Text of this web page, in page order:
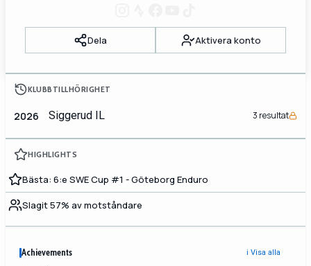
Dela Aktivera konto
KLUBBTILLHÖRIGHET
2026 Siggerud IL 3 resultat
HIGHLIGHTS
Bästa: 6:e SWE Cup #1 - Göteborg Enduro
Slagit 57% av motståndare
Achievements ℹ️ Visa alla